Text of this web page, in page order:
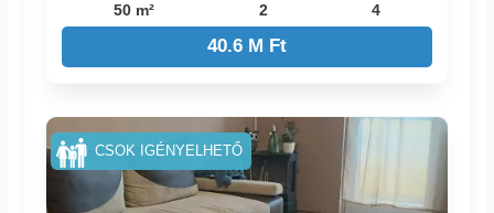
50 m² 2 4
40.6 M Ft
CSOK IGÉNYELHETŐ